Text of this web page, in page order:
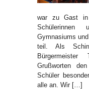
war zu Gast in
Gymnasiums
teil. Als
Grußworten
Schüler
alle an. Wir […]